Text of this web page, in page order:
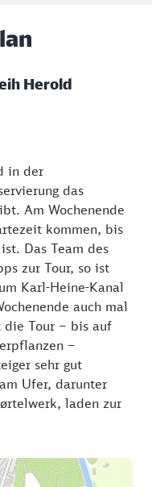
Herold
in der
das
Am Wochenende
kommen, bis
Das Team des
zur Tour, so ist
Karl-Heine-Kanal
auch mal
die Tour – bis auf
–
sehr gut
Ufer, darunter
laden zur